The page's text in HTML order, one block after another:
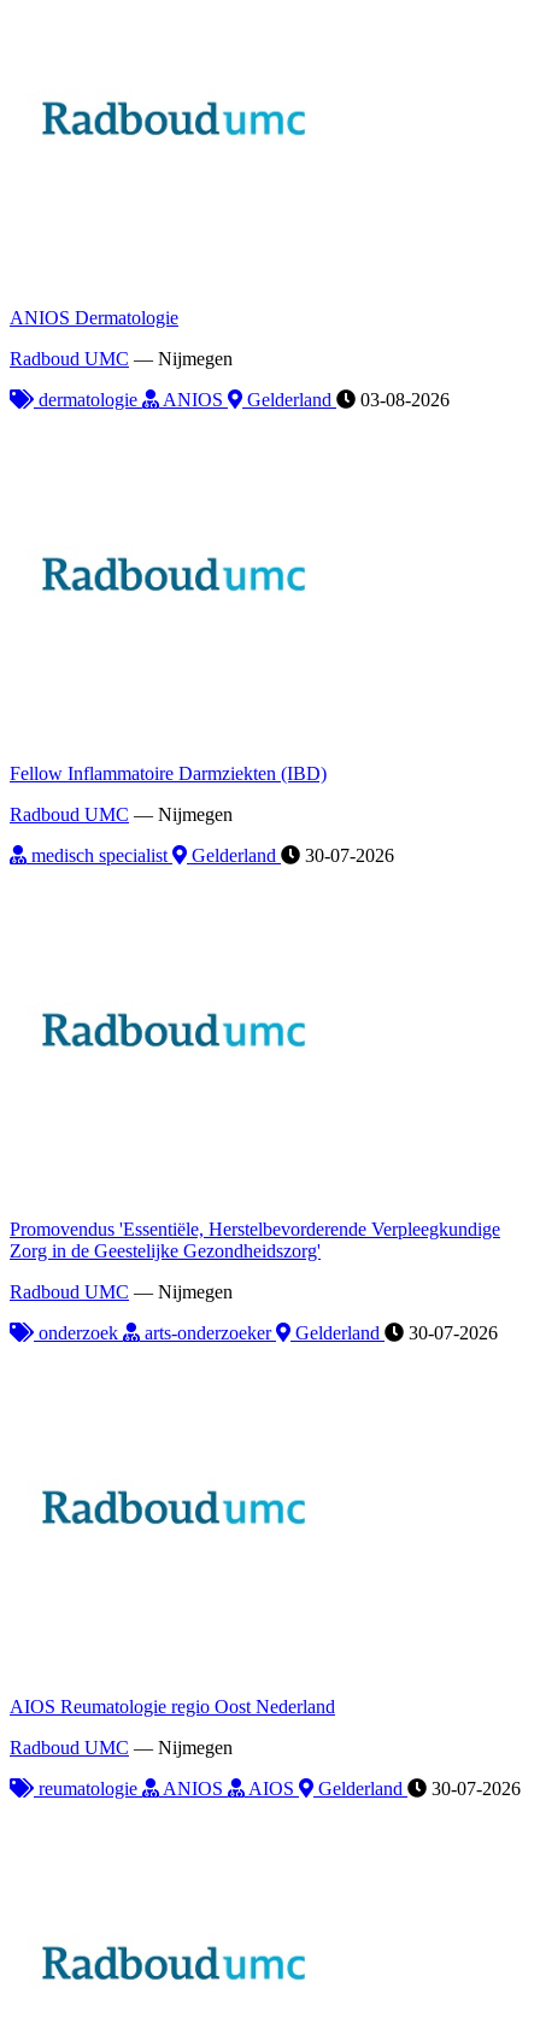
ANIOS Dermatologie
Radboud UMC — Nijmegen
dermatologie
ANIOS Gelderland 03-08-2026
Fellow Inflammatoire Darmziekten (IBD)
Radboud UMC — Nijmegen
medisch specialist
Gelderland 30-07-2026
Promovendus 'Essentiële, Herstelbevorderende Verpleegkundige
Zorg in de Geestelijke Gezondheidszorg'
Radboud UMC — Nijmegen
onderzoek
arts-onderzoeker Gelderland 30-07-2026
AIOS Reumatologie regio Oost Nederland
Radboud UMC — Nijmegen
reumatologie
ANIOS AIOS Gelderland 30-07-2026